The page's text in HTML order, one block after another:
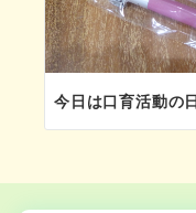
今日は口育活動の